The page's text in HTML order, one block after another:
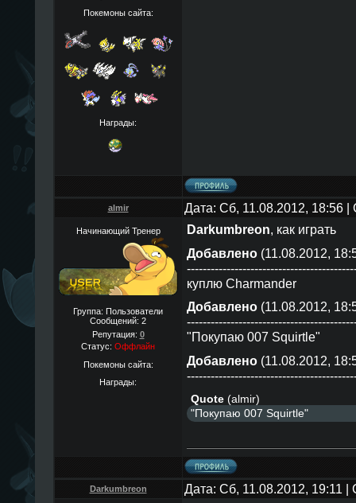
Покемоны сайта:
Награды:
almir Дата: Сб, 11.08.2012, 18:56
Начинающий Тренер
Группа: Пользователи
Сообщений: 2
Репутация: 0
Статус: Оффлайн
Покемоны сайта:
Награды:
Darkumbreon, как играть
Добавлено(11.08.2012,
куплю Charmander
Добавлено(11.08.2012,
"Покупаю 007 Squirtle"
Добавлено(11.08.2012,
Quote(almir)
"Покупаю 007 Squirtle"
Darkumbreon Дата: Сб, 11.08.2012, 19:11